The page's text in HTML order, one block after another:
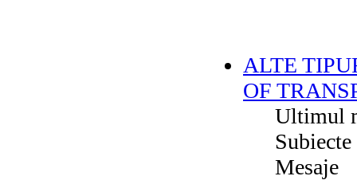
ALTE
OF
Ultimul
Subiecte
Mesaje